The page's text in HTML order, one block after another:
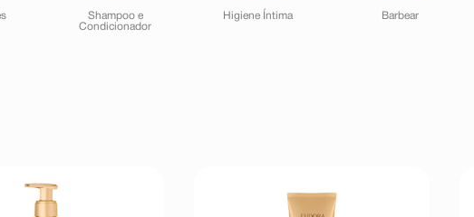
Shampoo e
Condicionador
Higiene Íntima Barbear